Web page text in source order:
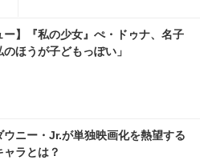
ー】『私の少女』ぺ・ドゥナ、名子
ほうが子どもっぽい」
ウニー・Jr.が単独映画化を熱望する
ラとは？